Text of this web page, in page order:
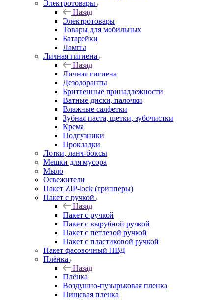
Электротовары
Назад
Электротовары
Товары для мобильных
Батарейки
Лампы
Личная гигиена
Назад
Личная гигиена
Дезодоранты
Бритвенные принадлежности
Ватные диски, палочки
Влажные салфетки
Зубная паста, щетки, зубочистки
Крема
Подгузники
Прокладки
Лотки, ланч-боксы
Мешки для мусора
Мыло
Освежители
Пакет ZIP-lock (грипперы)
Пакет с ручкой
Назад
Пакет с ручкой
Пакет с вырубной ручкой
Пакет с петлевой ручкой
Пакет с пластиковой ручкой
Пакет фасовочный ПВД
Плёнка
Назад
Плёнка
Воздушно-пузырьковая пленка
Пищевая пленка